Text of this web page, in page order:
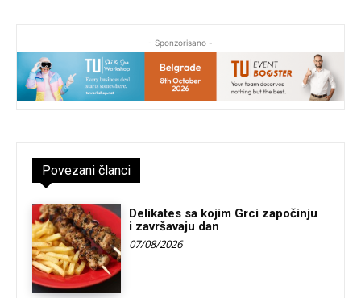
- Sponzorisano -
Povezani članci
Delikates sa kojim Grci započinju
i završavaju dan
07/08/2026